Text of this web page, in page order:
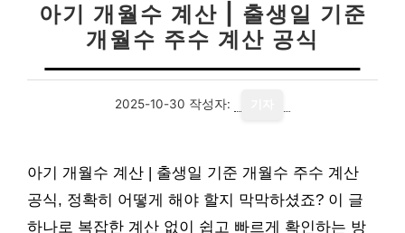
아기 개월수 계산 | 출생일 기준
개월수 주수 계산 공식
2025-10-30 작성자:
아기 개월수 계산 | 출생일 기준 개월수 주수 계산
공식, 정확히 어떻게 해야 할지 막막하셨죠? 이 글
하나로 복잡한 계산 없이 쉽고 빠르게 확인하는 방